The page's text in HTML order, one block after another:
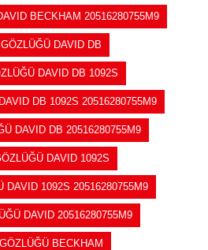
BECKHAM 20516280755M9
DAVID DB
DAVID DB 1092S
DB 1092S 20516280755M9
DAVID DB 20516280755M9
DAVID 1092S
DAVID 1092S 20516280755M9
DAVID 20516280755M9
BECKHAM